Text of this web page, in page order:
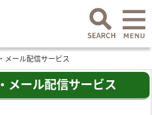
メール配信サービス
メール配信サービス